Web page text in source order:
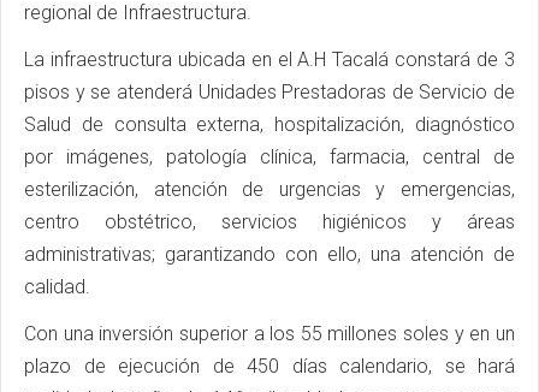
regional de Infraestructura.
La infraestructura ubicada en el A.H Tacalá constará de 3
pisos y se atenderá Unidades Prestadoras de Servicio de
Salud de consulta externa, hospitalización, diagnóstico
por imágenes, patología clínica, farmacia, central de
esterilización, atención de urgencias y emergencias,
centro obstétrico, servicios higiénicos y áreas
administrativas; garantizando con ello, una atención de
calidad.
Con una inversión superior a los 55 millones soles y en un
plazo de ejecución de 450 días calendario, se hará